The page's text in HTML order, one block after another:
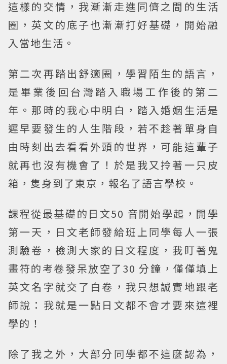
這樣的交情，我漸漸走進同儕之間的生活
圈，英文的底子也漸漸打好基礎，開始融
入當地生活。
第二次再踏出舒適圈，學習陌生的語言，
是畢業後回台灣踏入職場工作後的第二
年。那時的我心中明白，踏入婚姻生活是
遲早要發生的人生階段，若不趁著單身自
由時刻出去看看外頭的世界，可能這輩子
就再也沒有機會了！於是我又拎著一只皮
箱，隻身到了東京，報名了語言學校。
課程從最基礎的日文50 音開始學起，開學
第一天，日文老師發給班上同學每人一張
測驗卷，檢測大家的日文程度，我盯著鬼
畫符的考卷發呆放空了30 分鐘，僅僅填上
英文名字就交了白卷，我只想誠實地跟老
師說：我就是一點日文都不會才要來這裡
學的！
除了我之外，大部分同學都不這麼認為，